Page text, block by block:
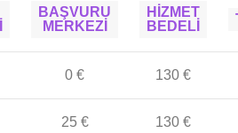
BAŞVURU
MERKEZİ
HİZMET
BEDELİ
0 € 130 €
25 € 130 €